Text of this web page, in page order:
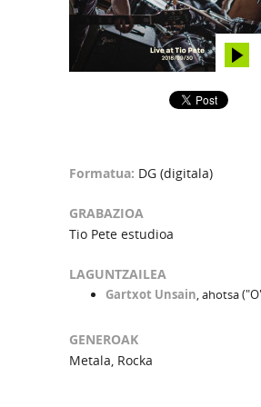
Formatua: DG (digitala)
GRABAZIOA
Tio Pete estudioa
LAGUNTZAILEA
Gartxot Unsain, ahotsa
GENEROAK
Metala, Rocka